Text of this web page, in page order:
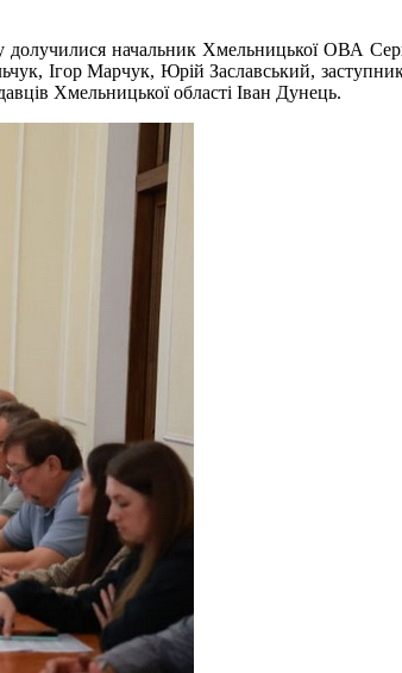
начальник Хмельницької ОВА
Ігор Марчук, Юрій Заславський,
Хмельницької області Іван Дунець.